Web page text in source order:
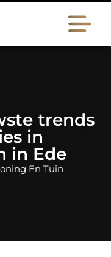
trends
in
in Ede
En Tuin